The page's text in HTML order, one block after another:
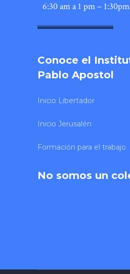
6:30 am a 1 pm –
Conoce el
Pablo Apostol
Inicio Libertador
Inicio Jerusalén
Formación para el trabajo
No somos un